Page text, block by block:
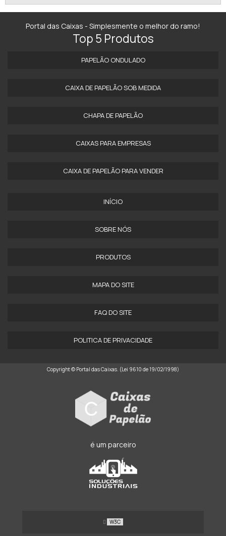
Portal das Caixas - Simplesmente o melhor do ramo!
Top 5 Produtos
PAPELÃO ONDULADO
CAIXA DE PAPELÃO SOB MEDIDA
CHAPA DE PAPELÃO
CAIXAS PARA EMPRESAS
CAIXA DE PAPELÃO PARA VENDER
INÍCIO
SOBRE NÓS
PRODUTOS
MAPA DO SITE
FAQ DO SITE
POLITICA DE PRIVACIDADE
Copyright © Portal das Caixas. (Lei 9610 de 19/02/1998)
é um parceiro
W3C